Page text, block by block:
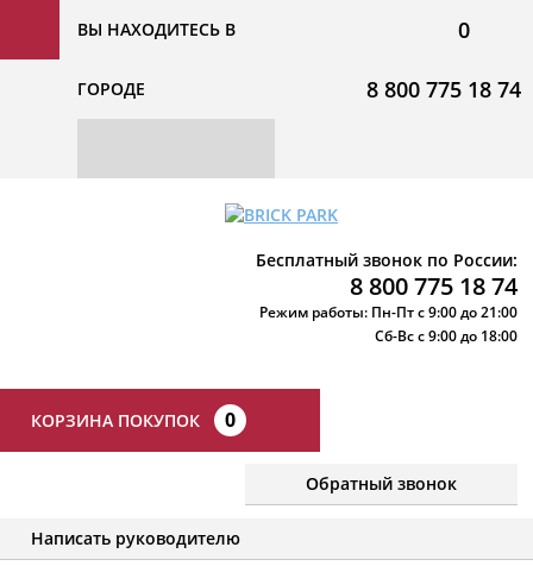
ВЫ НАХОДИТЕСЬ В
ГОРОДЕ
0
8 800 775 18 74
Бесплатный звонок по России:
8 800 775 18 74
Режим работы: Пн-Пт с 9:00 до 21:00
Сб-Вс с 9:00 до 18:00
КОРЗИНА ПОКУПОК 0
Обратный звонок
Написать руководителю